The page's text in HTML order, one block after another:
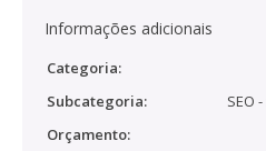
Informações adicionais
Categoria:
Subcategoria:
SEO
Orçamento: